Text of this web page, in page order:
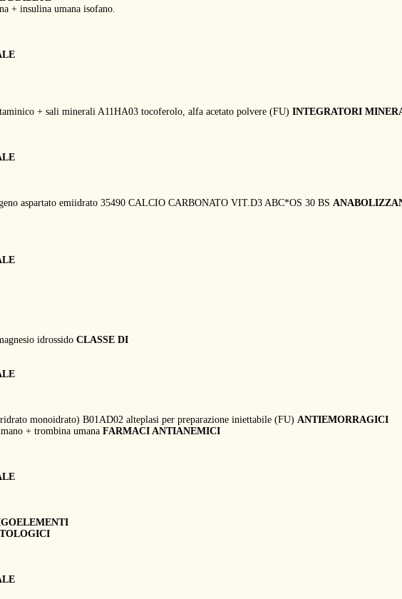
+ insulina umana isofano.
+ sali minerali A11HA03 tocoferolo, alfa acetato polvere (FU) INTEGRATORI
aspartato emiidrato 35490 CALCIO CARBONATO VIT.D3 ABC*OS 30 BS
idrossido CLASSE DI
monoidrato) B01AD02 alteplasi per preparazione iniettabile (FU) ANTIEMORRAGICI
+ trombina umana FARMACI ANTIANEMICI